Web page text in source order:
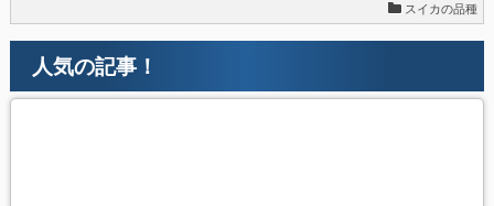
スイカの品種
人気の記事！